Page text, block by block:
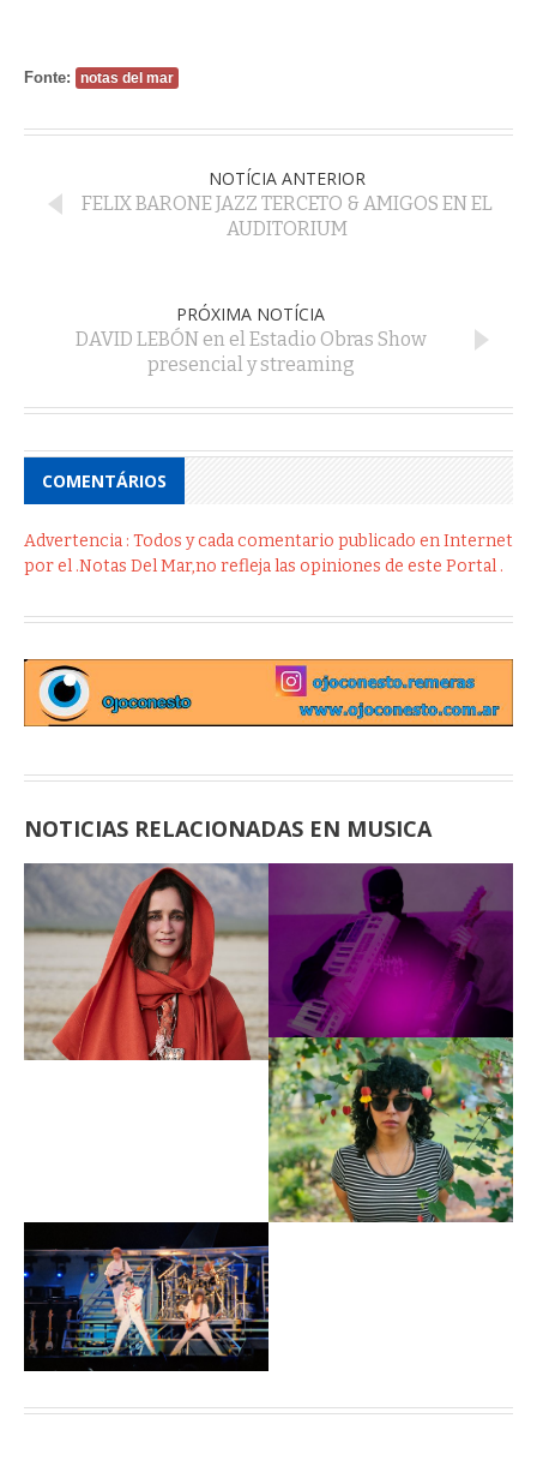
Fonte: notas del mar
NOTÍCIA ANTERIOR
FELIX BARONE JAZZ TERCETO & AMIGOS EN EL
AUDITORIUM
PRÓXIMA NOTÍCIA
DAVID LEBÓN en el Estadio Obras Show
presencial y streaming
COMENTÁRIOS
Advertencia : Todos y cada comentario publicado en Internet
por el .Notas Del Mar,no refleja las opiniones de este Portal .
NOTICIAS RELACIONADAS EN MUSICA